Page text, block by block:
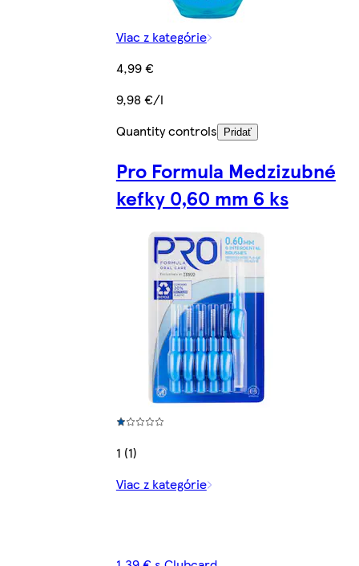
Viac z kategórie
4,99 €
9,98 €/l
Quantity controls
Pridať
Pro Formula Medzizubné
kefky 0,60 mm 6 ks
1 (1)
Viac z kategórie